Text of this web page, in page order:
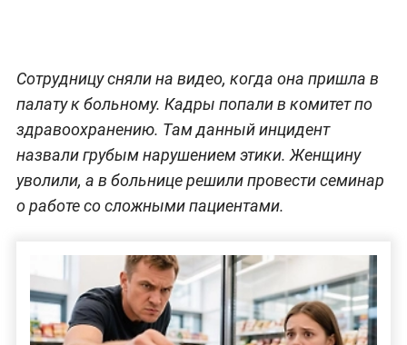
Сотрудницу сняли на видео, когда она пришла в
палату к больному. Кадры попали в комитет по
здравоохранению. Там данный инцидент
назвали грубым нарушением этики. Женщину
уволили, а в больнице решили провести семинар
о работе со сложными пациентами.